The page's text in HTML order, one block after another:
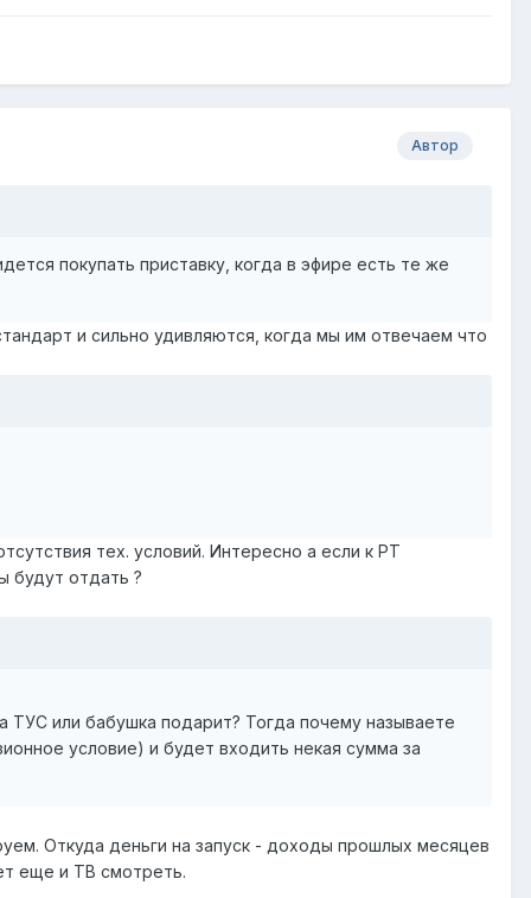
Автор
покупать приставку, когда в эфире есть те же
и сильно удивляются, когда мы им отвечаем что
тех. условий. Интересно а если к РТ
будут отдать ?
ТУС или бабушка подарит? Тогда почему называете
условие) и будет входить некая сумма за
Откуда деньги на запуск - доходы прошлых месяцев
еще и ТВ смотреть.